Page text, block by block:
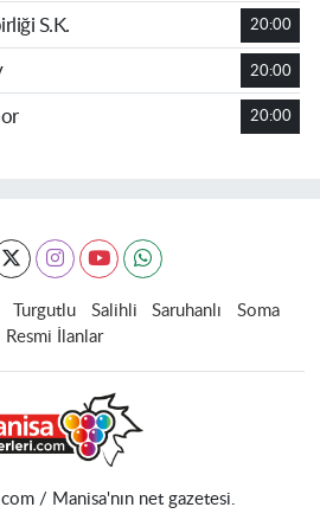
S.K. 20:00
20:00
20:00
Turgutlu Salihli Saruhanlı
Soma
Resmi İlanlar
/ Manisa'nın net gazetesi.